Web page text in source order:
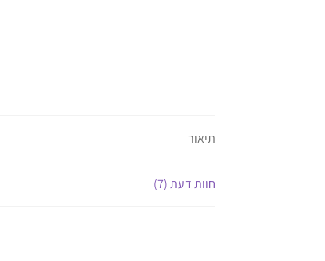
תיאור
חוות דעת (7)